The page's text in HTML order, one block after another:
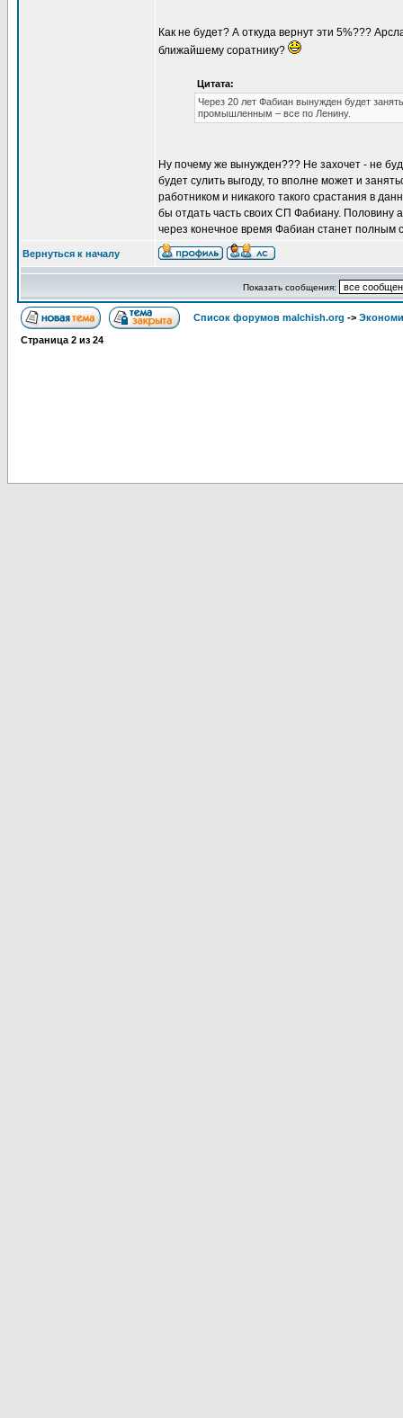
Как не будет? А откуда вернут эти 5%???
ближайшему соратнику?
Цитата:
Через 20 лет Фабиан вынужден будет
промышленным – все по Ленину.
Ну почему же вынужден??? Не захочет - не
будет сулить выгоду, то вполне может и
работником и никакого такого срастания в
бы отдать часть своих СП Фабиану. Половину
через конечное время Фабиан станет полным
Вернуться к началу
Показать сообщения:
Список форумов malchish.org ->
Страница 2 из 24